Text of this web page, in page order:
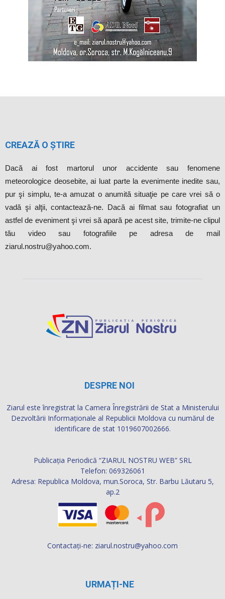
CREAZĂ O ȘTIRE
Dacă ai fost martorul unor accidente sau fenomene
meteorologice deosebite, ai luat parte la evenimente inedite sau,
pur şi simplu, te-a amuzat o anumită situaţie pe care vrei să o
vadă şi alţii, contactează-ne. Dacă ai filmat sau fotografiat un
astfel de eveniment şi vrei să apară pe acest site, trimite-ne clipul
tău video sau fotografiile pe adresa de mail
ziarul.nostru@yahoo.com.
DESPRE NOI
Ziarul este înregistrat la Camera Înregistrării de Stat a Ministerului
Dezvoltării Informaţionale al Republicii Moldova cu numărul de
identificare de stat 1019607002666.
Publicația Periodică “ZIARUL NOSTRU WEB” SRL
Telefon: 069326061
Adresa: Republica Moldova, mun.Soroca, Str. Barbu Lăutaru 5,
ap.2
Contactați-ne: ziarul.nostru@yahoo.com
URMAȚI-NE